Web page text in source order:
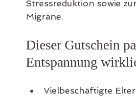
Stressreduktion sowie
Migräne.
Dieser Gutschein
Entspannung
Vielbeschäftigte